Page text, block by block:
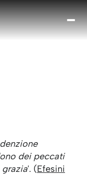
Chi
è
dei peccati
'. (Efesini